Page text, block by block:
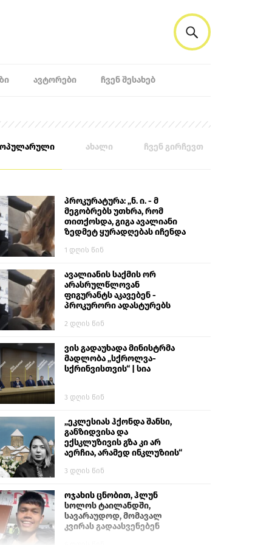
ᲐᲕᲢᲝᲠᲔᲑᲘ ᲩᲕᲔᲜ ᲨᲔᲡᲐᲮᲔᲑ
ახალი ჩვენ გირჩევთ
პროკურატურა: „ნ. ი. - მ
მეგობრებს უთხრა, რომ
თითქოსდა, გიგა ავალიანი
ზედმეტ ყურადღებას იჩენდა
ალექსანდრე გაბაშვილი
გიგა ავალიანს“
1 დღის წინ
ავალიანის საქმის ორ
არასრულწლოვან
ფიგურანტს აკავებენ -
პროკურორი ადასტურებს
2 დღის წინ
ვის გადაუხადა მინისტრმა
მადლობა „სქროლვა-
სქრინვისთვის“ | სია
3 დღის წინ
„ეკლესიას ჰქონდა შანსი,
განზიდვისა და
ექსკლუზივის გზა კი არ
აერჩია, არამედ ინკლუზიის“
3 დღის წინ
ოჯახის ცნობით, ჰლუნ
სოლოს ტაილანდში,
სავარაუდოდ, მომავალ
კვირას გადაასვენებენ